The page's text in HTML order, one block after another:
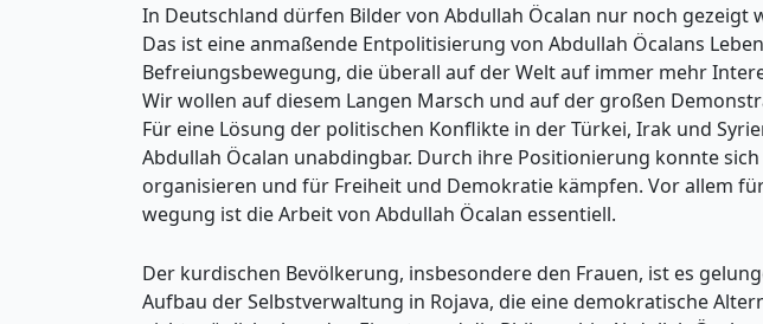
In Deutschland dürfen Bilder von Abdullah Öcalan nur noch
Das ist eine anmaßende Entpolitisierung von Abdullah Öcalans
Befreiungsbewegung, die überall auf der Welt auf immer mehr
Wir wollen auf diesem Langen Marsch und auf der großen
Für eine Lösung der politischen Konflikte in der Türkei, Irak und
Abdullah Öcalan unabdingbar. Durch ihre Positionierung konnte
organisieren und für Freiheit und Demokratie kämpfen. Vor allem
wegung ist die Arbeit von Abdullah Öcalan essentiell.
Der kurdischen Bevölkerung, insbesondere den Frauen, ist es
Aufbau der Selbstverwaltung in Rojava, die eine demokratische